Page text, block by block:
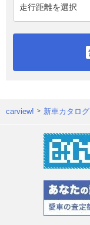
carview! 新車カタログ